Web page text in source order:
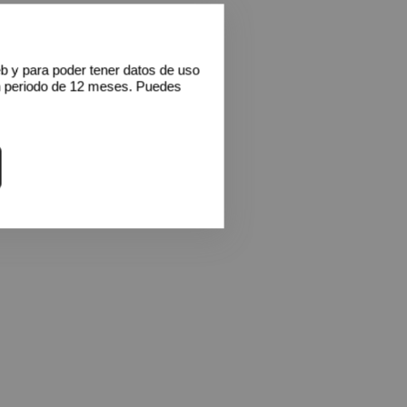
y para poder tener datos de uso
de 12 meses. Puedes